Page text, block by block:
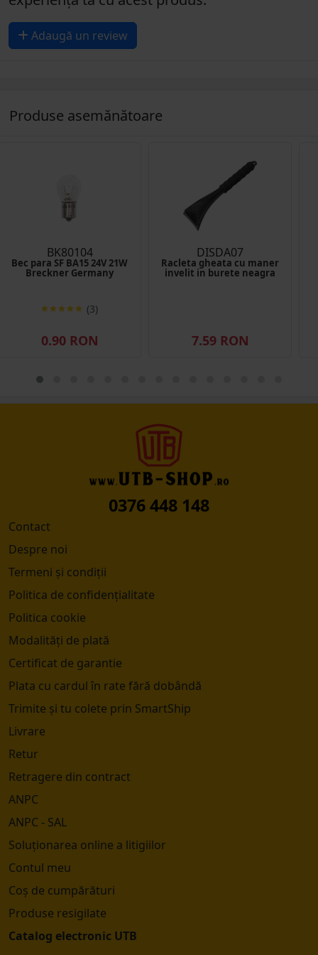
Adaugă un review
Produse asemănătoare
BK80104
Bec para SF BA15 24V 21W
Breckner Germany
(3)
0.90 RON
DISDA07
Racleta gheata cu maner
invelit in burete neagra
7.59 RON
0376 448 148
Contact
Despre noi
Termeni și condiții
Politica de confidențialitate
Politica cookie
Modalități de plată
Certificat de garantie
Plata cu cardul în rate fără dobândă
Trimite și tu colete prin SmartShip
Livrare
Retur
Retragere din contract
ANPC
ANPC - SAL
Soluționarea online a litigiilor
Contul meu
Coș de cumpărături
Produse resigilate
Catalog electronic UTB